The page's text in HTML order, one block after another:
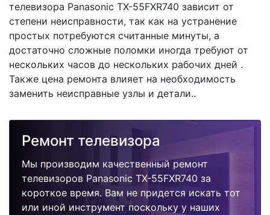
телевизора Panasonic TX-55FXR740 зависит от
степени неисправности, так как на устранение
простых потребуются считанные минуты, а
достаточно сложные поломки иногда требуют от
нескольких часов до нескольких рабочих дней .
Также цена ремонта влияет на необходимость
заменить неисправные узлы и детали..
Ремонт телевизора
Мы производим качественный ремонт
телевизоров Panasonic TX-55FXR740 за
короткое время. Вам не придется искать тот
или иной инструмент поскольку у наших